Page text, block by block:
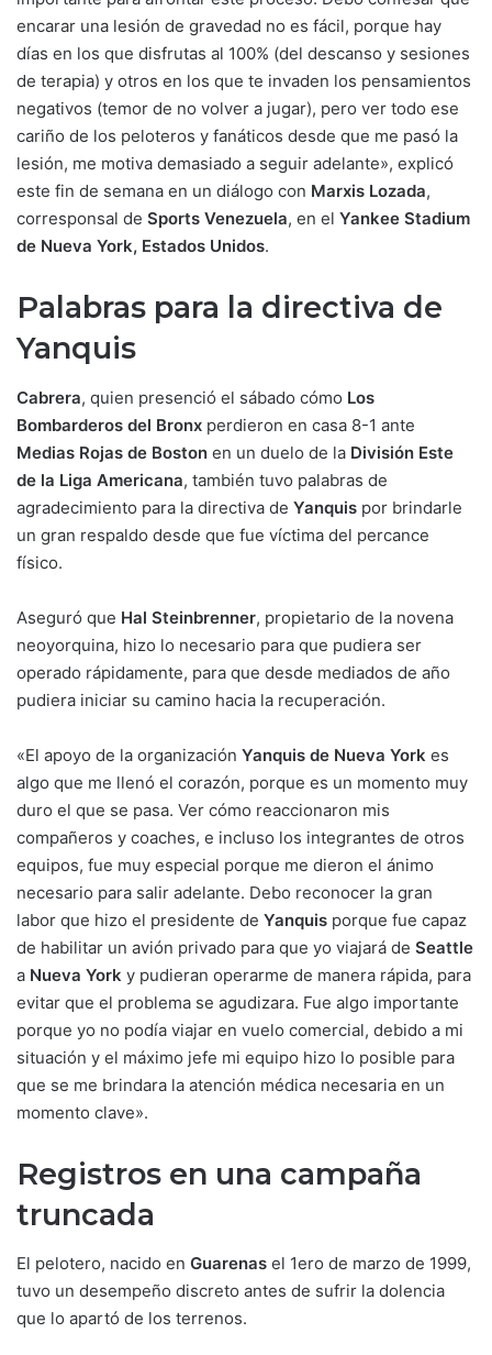
encarar una lesión de gravedad no es fácil, porque hay
días en los que disfrutas al 100% (del descanso y sesiones
de terapia) y otros en los que te invaden los pensamientos
negativos (temor de no volver a jugar), pero ver todo ese
cariño de los peloteros y fanáticos desde que me pasó la
lesión, me motiva demasiado a seguir adelante», explicó
este fin de semana en un diálogo con Marxis Lozada,
corresponsal de Sports Venezuela, en el Yankee Stadium
de Nueva York, Estados Unidos.
Palabras para la directiva de
Yanquis
Cabrera, quien presenció el sábado cómo Los
Bombarderos del Bronx perdieron en casa 8-1 ante
Medias Rojas de Boston en un duelo de la División Este
de la Liga Americana, también tuvo palabras de
agradecimiento para la directiva de Yanquis por brindarle
un gran respaldo desde que fue víctima del percance
físico.
Aseguró que Hal Steinbrenner, propietario de la novena
neoyorquina, hizo lo necesario para que pudiera ser
operado rápidamente, para que desde mediados de año
pudiera iniciar su camino hacia la recuperación.
«El apoyo de la organización Yanquis de Nueva York es
algo que me llenó el corazón, porque es un momento muy
duro el que se pasa. Ver cómo reaccionaron mis
compañeros y coaches, e incluso los integrantes de otros
equipos, fue muy especial porque me dieron el ánimo
necesario para salir adelante. Debo reconocer la gran
labor que hizo el presidente de Yanquis porque fue capaz
de habilitar un avión privado para que yo viajará de Seattle
a Nueva York y pudieran operarme de manera rápida, para
evitar que el problema se agudizara. Fue algo importante
porque yo no podía viajar en vuelo comercial, debido a mi
situación y el máximo jefe mi equipo hizo lo posible para
que se me brindara la atención médica necesaria en un
momento clave».
Registros en una campaña
truncada
El pelotero, nacido en Guarenas el 1ero de marzo de 1999,
tuvo un desempeño discreto antes de sufrir la dolencia
que lo apartó de los terrenos.